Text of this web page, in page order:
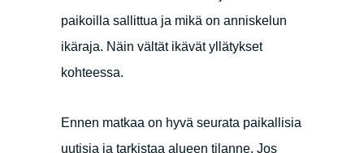
paikoilla sallittua ja mikä on anniskelun
ikäraja. Näin vältät ikävät yllätykset
kohteessa.
Ennen matkaa on hyvä seurata paikallisia
uutisia ja tarkistaa alueen tilanne. Jos